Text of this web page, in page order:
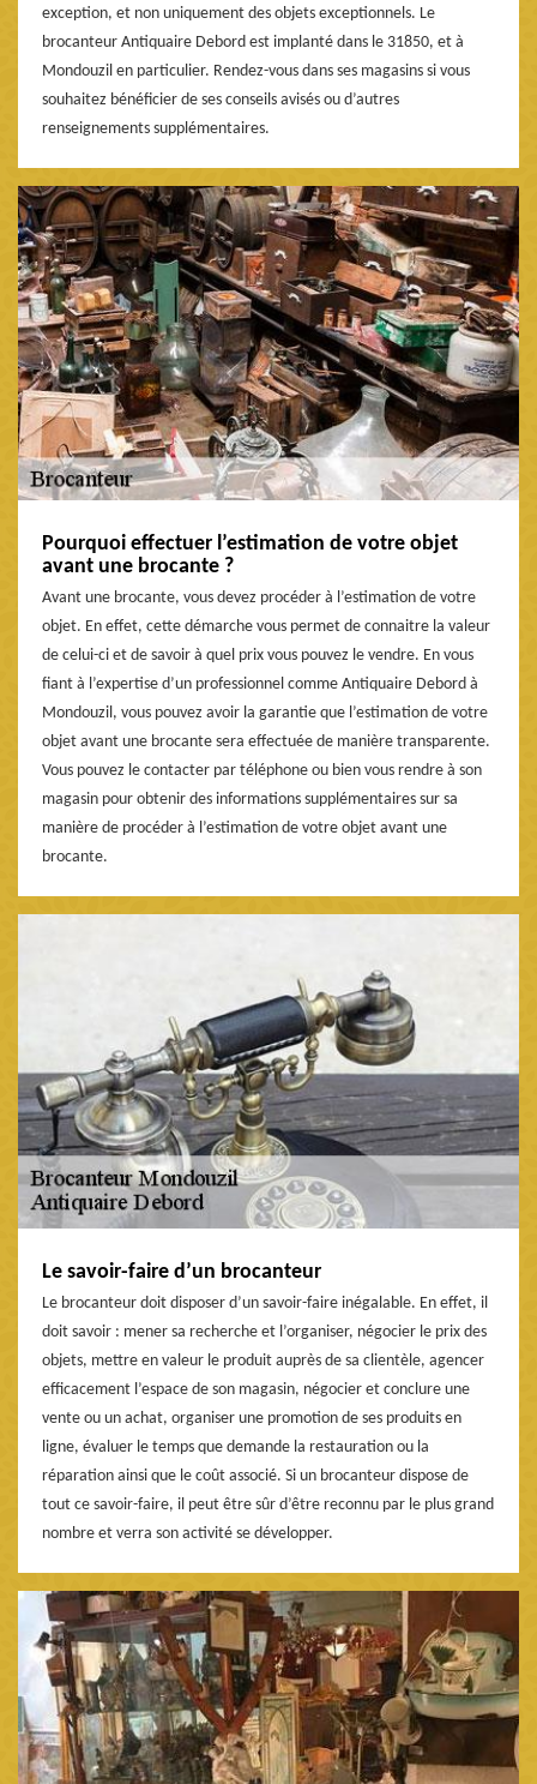
exception, et non uniquement des objets exceptionnels. Le
brocanteur Antiquaire Debord est implanté dans le 31850, et à
Mondouzil en particulier. Rendez-vous dans ses magasins si vous
souhaitez bénéficier de ses conseils avisés ou d’autres
renseignements supplémentaires.
Pourquoi effectuer l’estimation de votre objet
avant une brocante ?
Avant une brocante, vous devez procéder à l’estimation de votre
objet. En effet, cette démarche vous permet de connaitre la valeur
de celui-ci et de savoir à quel prix vous pouvez le vendre. En vous
fiant à l’expertise d’un professionnel comme Antiquaire Debord à
Mondouzil, vous pouvez avoir la garantie que l’estimation de votre
objet avant une brocante sera effectuée de manière transparente.
Vous pouvez le contacter par téléphone ou bien vous rendre à son
magasin pour obtenir des informations supplémentaires sur sa
manière de procéder à l’estimation de votre objet avant une
brocante.
Le savoir-faire d’un brocanteur
Le brocanteur doit disposer d’un savoir-faire inégalable. En effet, il
doit savoir : mener sa recherche et l’organiser, négocier le prix des
objets, mettre en valeur le produit auprès de sa clientèle, agencer
efficacement l’espace de son magasin, négocier et conclure une
vente ou un achat, organiser une promotion de ses produits en
ligne, évaluer le temps que demande la restauration ou la
réparation ainsi que le coût associé. Si un brocanteur dispose de
tout ce savoir-faire, il peut être sûr d’être reconnu par le plus grand
nombre et verra son activité se développer.